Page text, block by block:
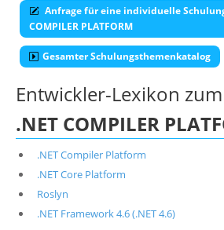
Anfrage für eine individuelle
COMPILER PLATFORM
Gesamter Schulungsthemenkatalog
Entwickler-Lexikon
.NET COMPILER
.NET Compiler Platform
.NET Core Platform
Roslyn
.NET Framework 4.6 (.NET 4.6)